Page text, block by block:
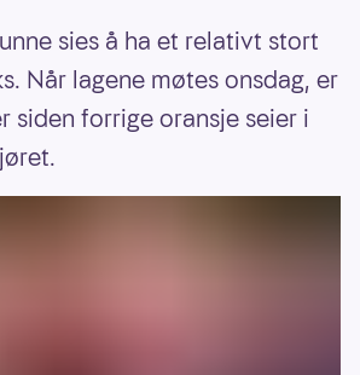
sies å ha et relativt stort
Når lagene møtes onsdag, er
siden forrige oransje seier i